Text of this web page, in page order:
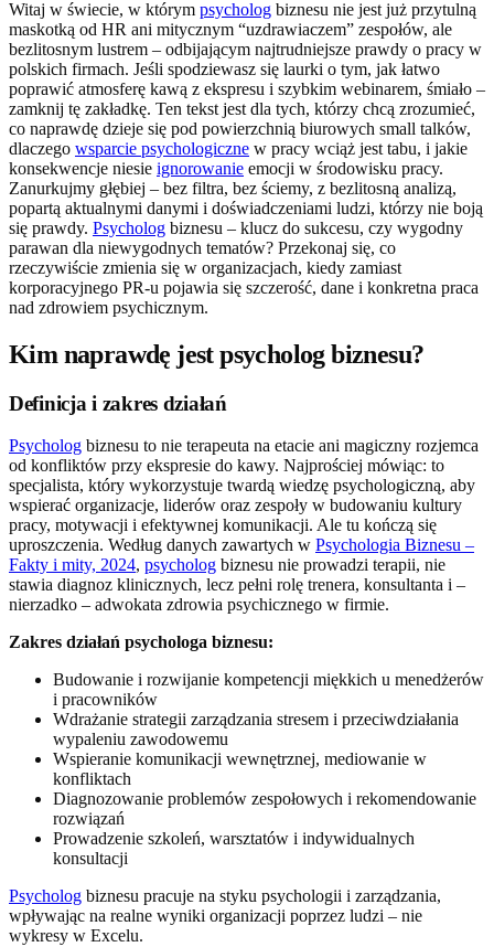
Witaj w świecie, w którym psycholog biznesu nie jest już przytulną
maskotką od HR ani mitycznym “uzdrawiaczem” zespołów, ale
bezlitosnym lustrem – odbijającym najtrudniejsze prawdy o pracy w
polskich firmach. Jeśli spodziewasz się laurki o tym, jak łatwo
poprawić atmosferę kawą z ekspresu i szybkim webinarem, śmiało –
zamknij tę zakładkę. Ten tekst jest dla tych, którzy chcą zrozumieć,
co naprawdę dzieje się pod powierzchnią biurowych small talków,
dlaczego wsparcie psychologiczne w pracy wciąż jest tabu, i jakie
konsekwencje niesie ignorowanie emocji w środowisku pracy.
Zanurkujmy głębiej – bez filtra, bez ściemy, z bezlitosną analizą,
popartą aktualnymi danymi i doświadczeniami ludzi, którzy nie boją
się prawdy. Psycholog biznesu – klucz do sukcesu, czy wygodny
parawan dla niewygodnych tematów? Przekonaj się, co
rzeczywiście zmienia się w organizacjach, kiedy zamiast
korporacyjnego PR-u pojawia się szczerość, dane i konkretna praca
nad zdrowiem psychicznym.
Kim naprawdę jest psycholog biznesu?
Definicja i zakres działań
Psycholog biznesu to nie terapeuta na etacie ani magiczny rozjemca
od konfliktów przy ekspresie do kawy. Najprościej mówiąc: to
specjalista, który wykorzystuje twardą wiedzę psychologiczną, aby
wspierać organizacje, liderów oraz zespoły w budowaniu kultury
pracy, motywacji i efektywnej komunikacji. Ale tu kończą się
uproszczenia. Według danych zawartych w Psychologia Biznesu –
Fakty i mity, 2024, psycholog biznesu nie prowadzi terapii, nie
stawia diagnoz klinicznych, lecz pełni rolę trenera, konsultanta i –
nierzadko – adwokata zdrowia psychicznego w firmie.
Zakres działań psychologa biznesu:
Budowanie i rozwijanie kompetencji miękkich u menedżerów
i pracowników
Wdrażanie strategii zarządzania stresem i przeciwdziałania
wypaleniu zawodowemu
Wspieranie komunikacji wewnętrznej, mediowanie w
konfliktach
Diagnozowanie problemów zespołowych i rekomendowanie
rozwiązań
Prowadzenie szkoleń, warsztatów i indywidualnych
konsultacji
Psycholog biznesu pracuje na styku psychologii i zarządzania,
wpływając na realne wyniki organizacji poprzez ludzi – nie
wykresy w Excelu.